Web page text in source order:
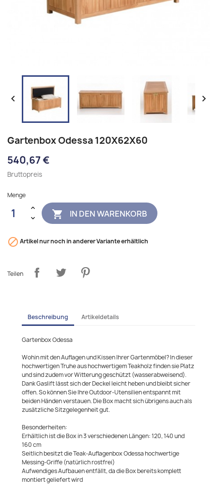
 
Gartenbox Odessa 120X62X60
540,67 €
Bruttopreis
Menge
 IN DEN WARENKORB
 Artikel nur noch in anderer Variante erhältlich
Teilen
Beschreibung Artikeldetails
Gartenbox Odessa
Wohin mit den Auflagen und Kissen Ihrer Gartenmöbel? In dieser
hochwertigen Truhe aus hochwertigem Teakholz finden sie Platz
und sind zudem vor Witterung geschützt (wasserabweisend).
Dank Gaslift lässt sich der Deckel leicht heben und bleibt sicher
offen. So können Sie Ihre Outdoor-Utensilien entspannt mit
beiden Händen verstauen. Die Box macht sich übrigens auch als
zusätzliche Sitzgelegenheit gut.
Besonderheiten:
Erhältlich ist die Box in 3 verschiedenen Längen: 120, 140 und
160 cm
Seitlich besitzt die Teak-Auflagenbox Odessa hochwertige
Messing-Griffe (natürlich rostfrei)
Aufwendiges Aufbauen entfällt, da die Box bereits komplett
montiert geliefert wird